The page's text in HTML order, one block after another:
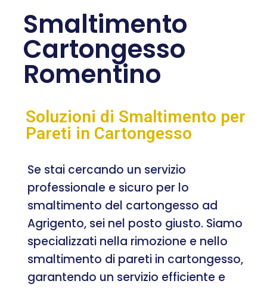
Smaltimento
Cartongesso
Romentino
Soluzioni di Smaltimento per
Pareti in Cartongesso
Se stai cercando un servizio
professionale e sicuro per lo
smaltimento del cartongesso ad
Agrigento, sei nel posto giusto. Siamo
specializzati nella rimozione e nello
smaltimento di pareti in cartongesso,
garantendo un servizio efficiente e